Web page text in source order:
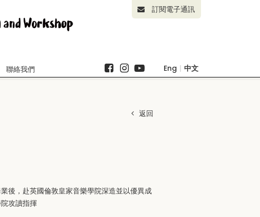
聯絡我們
訂閱電子通訊
Eng | 中文
返回
後，赴英國倫敦皇家音樂學院深造並以優異成
攻讀指揮